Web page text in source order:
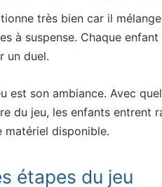
très bien car il
à suspense. Chaque
un duel.
est son ambiance. Avec
du jeu, les enfants entrent
matériel disponible.
étapes du jeu